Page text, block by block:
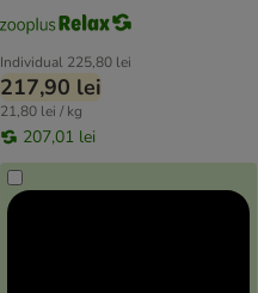
Individual 225,80 lei
217,90 lei
21,80 lei / kg
207,01 lei